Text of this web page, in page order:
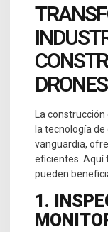
DRONES
La
la tecnología
vanguardia,
eficientes. Aquí
pueden
1.